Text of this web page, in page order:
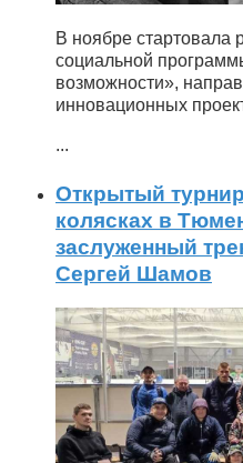
В ноябре стартовала
социальной
возможности»,
инновационных
...
Открытый
колясках в
заслуженный
Сергей Шамов